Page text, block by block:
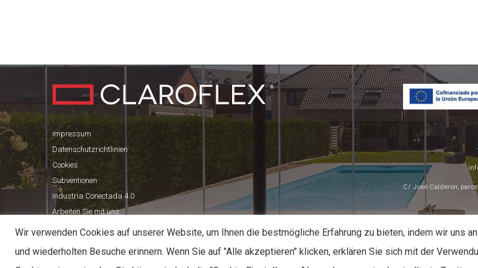
Impressum
Datenschutzrichtlinien
Cookies
Subventionen
Industria Conectada 4.0
Arbeiten Sie mit uns
C/ José Calderón,
CLAROFLEX© 2026. ALLE RECHTE VORBEHALTEN.
Wir verwenden Cookies auf unserer Website, um Ihnen die bestmögliche Erfahrung zu bieten, indem wir uns
und wiederholten Besuche erinnern. Wenn Sie auf "Alle akzeptieren" klicken, erklären Sie sich mit der